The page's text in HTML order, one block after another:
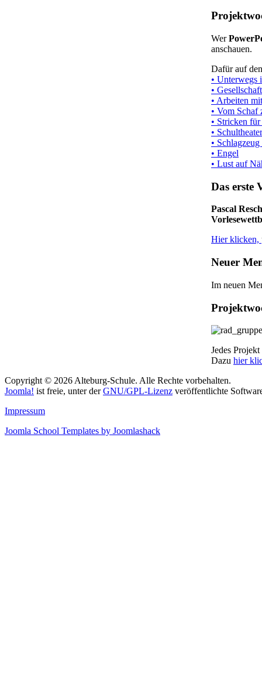
Wer
anschauen.
Dafür auf
• Unterwegs
•
• Arbeiten
• Vom Schaf
• Stricken
• Schultheater
•
• Engel
• Lust auf
Das erste
Pascal
Hier klicken,
Neuer
Im neuen
Jedes
Dazu hier
Copyright © 2026 Alteburg-Schule. Alle Rechte vorbehalten.
Joomla! ist freie, unter derGNU/GPL-Lizenz veröffentlichte
Impressum
Joomla School Templates by Joomlashack